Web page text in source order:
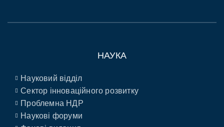
НАУКА
Науковий відділ
Сектор інноваційного розвитку
Проблемна НДР
Наукові форуми